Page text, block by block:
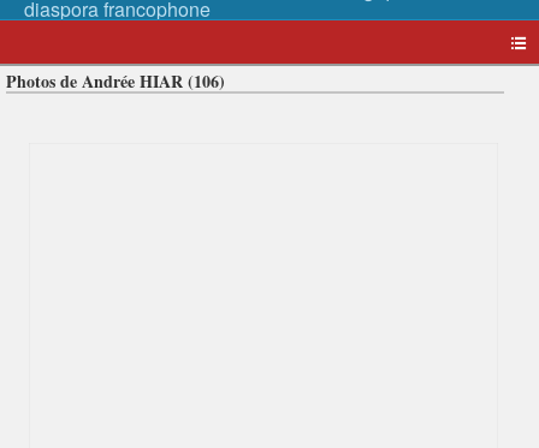
Photos de Andrée HIAR (106)